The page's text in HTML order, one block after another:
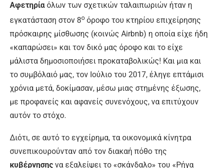
Αφετηρία όλων των σχετικών ταλαιπωριών ήταν η
εγκατάσταση στον 8ο όροφο του κτηρίου επιχείρησης
πρόσκαιρης μίσθωσης (κοινώς Airbnb) η οποία είχε ήδη
«καπαρώσει» και τον δικό μας όροφο και το είχε
μάλιστα δημοσιοποιήσει προκαταβολικώς! Και μια και
το συμβόλαιό μας, τον Ιούλιο του 2017, έληγε επτάμισι
χρόνια μετά, δοκίμασαν, μέσω μιας στημένης έξωσης,
με προφανείς και αφανείς συνενόχους, να επιτύχουν
αυτόν το στόχο.
Διότι, σε αυτό το εγχείρημα, τα οικονομικά κίνητρα
συνεπικουρούνταν από τον διακαή πόθο της
κυβέρνησης να εξαλείψει το «σκάνδαλο» του «Ρήγα